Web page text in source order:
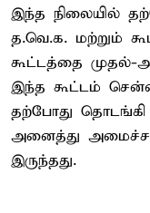
இந்த நிலையில்
த.வெ.க. மற்றும்
கூட்டத்தை முதல்-
இந்த கூட்டம்
தற்போது
அனைத்து
இருந்தது.